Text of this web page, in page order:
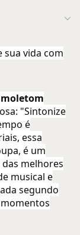
vida com
moletom
"Sintonize
é
essa
é um
melhores
musical e
segundo